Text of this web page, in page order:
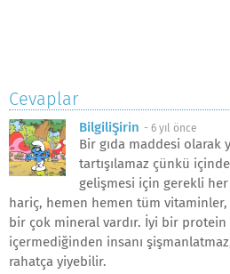
Cevaplar
BilgiliŞirin - 6 yıl önce
Bir gıda maddesi olarak
tartışılamaz çünkü
gelişmesi için gerekli
hariç, hemen hemen tüm
bir çok mineral vardır. İyi bir protein
içermediğinden insanı
rahatça yiyebilir.